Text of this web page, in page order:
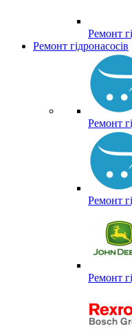
Ремонт
Ремонт гідронасосів
Ремонт
Ремонт
Ремонт